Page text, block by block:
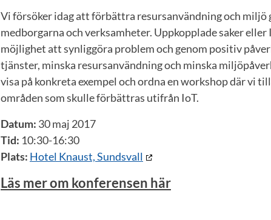
Vi försöker idag att förbättra resursanvändning och miljö
medborgarna och verksamheter. Uppkopplade saker
möjlighet att synliggöra problem och genom positiv
tjänster, minska resursanvändning och minska
visa på konkreta exempel och ordna en workshop där vi
områden som skulle förbättras utifrån IoT.
Datum: 30 maj 2017
Tid: 10:30-16:30
Plats: Hotel Knaust, Sundsvall
Läs mer om konferensen här